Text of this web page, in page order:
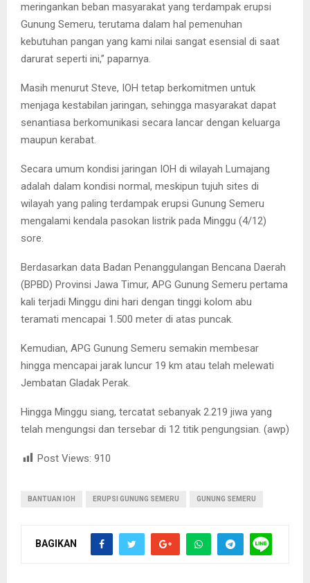
meringankan beban masyarakat yang terdampak erupsi
Gunung Semeru, terutama dalam hal pemenuhan
kebutuhan pangan yang kami nilai sangat esensial di saat
darurat seperti ini,” paparnya.
Masih menurut Steve, IOH tetap berkomitmen untuk
menjaga kestabilan jaringan, sehingga masyarakat dapat
senantiasa berkomunikasi secara lancar dengan keluarga
maupun kerabat.
Secara umum kondisi jaringan IOH di wilayah Lumajang
adalah dalam kondisi normal, meskipun tujuh sites di
wilayah yang paling terdampak erupsi Gunung Semeru
mengalami kendala pasokan listrik pada Minggu (4/12)
sore.
Berdasarkan data Badan Penanggulangan Bencana Daerah
(BPBD) Provinsi Jawa Timur, APG Gunung Semeru pertama
kali terjadi Minggu dini hari dengan tinggi kolom abu
teramati mencapai 1.500 meter di atas puncak.
Kemudian, APG Gunung Semeru semakin membesar
hingga mencapai jarak luncur 19 km atau telah melewati
Jembatan Gladak Perak.
Hingga Minggu siang, tercatat sebanyak 2.219 jiwa yang
telah mengungsi dan tersebar di 12 titik pengungsian. (awp)
Post Views: 910
BANTUAN IOH ERUPSI GUNUNG SEMERU GUNUNG SEMERU
BAGIKAN